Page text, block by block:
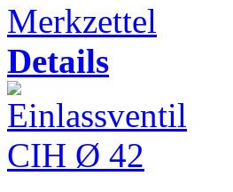
Merkzettel
Details